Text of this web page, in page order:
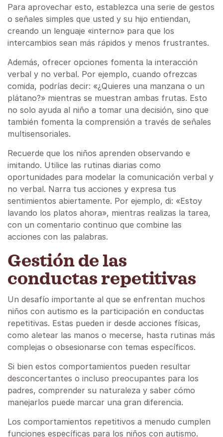
Para aprovechar esto, establezca una serie de gestos
o señales simples que usted y su hijo entiendan,
creando un lenguaje «interno» para que los
intercambios sean más rápidos y menos frustrantes.
Además, ofrecer opciones fomenta la interacción
verbal y no verbal. Por ejemplo, cuando ofrezcas
comida, podrías decir: «¿Quieres una manzana o un
plátano?» mientras se muestran ambas frutas. Esto
no solo ayuda al niño a tomar una decisión, sino que
también fomenta la comprensión a través de señales
multisensoriales.
Recuerde que los niños aprenden observando e
imitando. Utilice las rutinas diarias como
oportunidades para modelar la comunicación verbal y
no verbal. Narra tus acciones y expresa tus
sentimientos abiertamente. Por ejemplo, di: «Estoy
lavando los platos ahora», mientras realizas la tarea,
con un comentario continuo que combine las
acciones con las palabras. ‍
Gestión de las
conductas repetitivas
Un desafío importante al que se enfrentan muchos
niños con autismo es la participación en conductas
repetitivas. Estas pueden ir desde acciones físicas,
como aletear las manos o mecerse, hasta rutinas más
complejas o obsesionarse con temas específicos.
Si bien estos comportamientos pueden resultar
desconcertantes o incluso preocupantes para los
padres, comprender su naturaleza y saber cómo
manejarlos puede marcar una gran diferencia.
Los comportamientos repetitivos a menudo cumplen
funciones específicas para los niños con autismo.